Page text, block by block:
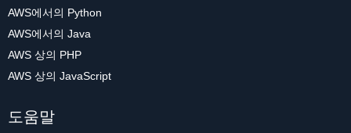
AWS에서의 Python
AWS에서의 Java
AWS 상의 PHP
AWS 상의 JavaScript
도움말